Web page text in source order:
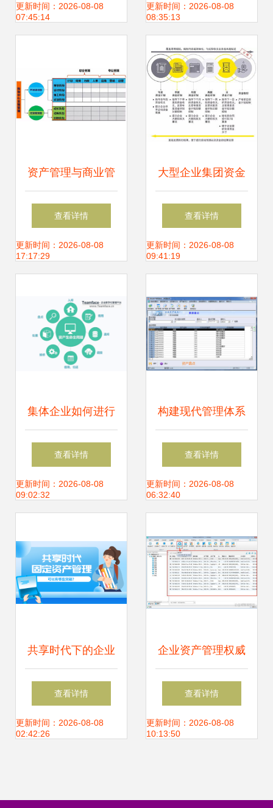
先试用
更新时间：2026-08-08
07:45:14
的提升
更新时间：2026-08-08
08:35:13
资产管理与商业管
理的融合 企业高效
运营的核心路径
查看详情
更新时间：2026-08-08
17:17:29
大型企业集团资金
管理模式的选择策
略
查看详情
更新时间：2026-08-08
09:41:19
集体企业如何进行
企业资产管理？
查看详情
更新时间：2026-08-08
09:02:32
构建现代管理体系
行政事业单位为何
需要固定资产信息
查看详情
更新时间：2026-08-08
06:32:40
共享时代下的企业
资产管理 理念重塑
与技术赋能
查看详情
更新时间：2026-08-08
02:42:26
企业资产管理权威
指南 定义、核心与
实施路径
查看详情
更新时间：2026-08-08
10:13:50